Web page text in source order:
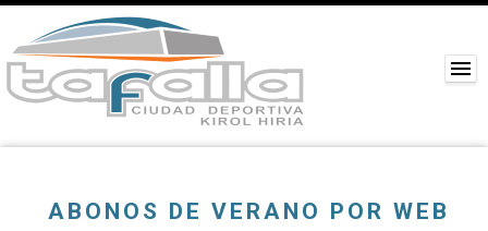
ABONOS DE VERANO POR WEB